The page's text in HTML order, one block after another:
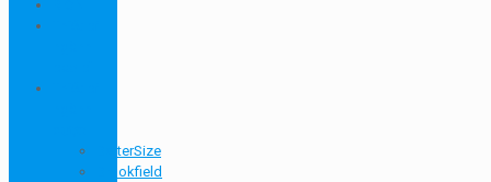
BetterSize
Brookfield